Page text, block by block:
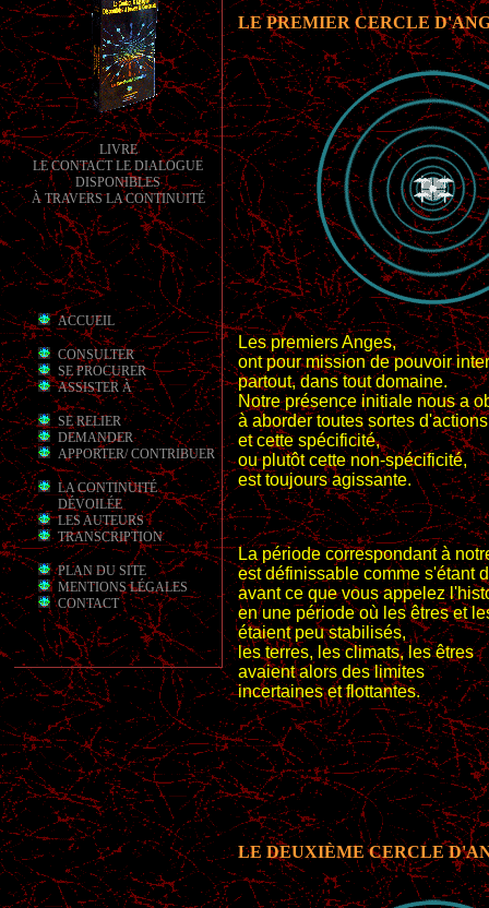
LIVRE
LE CONTACT LE DIALOGUE
DISPONIBLES
À TRAVERS LA CONTINUITÉ
ACCUEIL
CONSULTER
SE PROCURER
ASSISTER À
SE RELIER
DEMANDER
APPORTER/ CONTRIBUER
LA CONTINUITÉ
DÉVOILÉE
LES AUTEURS
TRANSCRIPTION
PLAN DU SITE
MENTIONS LÉGALES
CONTACT
LE PREMIER CERCLE
Les premiers Anges,
ont pour mission de pouvoir
partout, dans tout domaine.
Notre présence initiale nous a
à aborder toutes sortes d'actions
et cette spécificité,
ou plutôt cette non-spécificité,
est toujours agissante.
La période correspondant à
est définissable comme s'étant
avant ce que vous appelez
en une période où les êtres et
étaient peu stabilisés,
les terres, les climats, les êtres
avaient alors des limites
incertaines et flottantes.
LE DEUXIÈME CERCLE